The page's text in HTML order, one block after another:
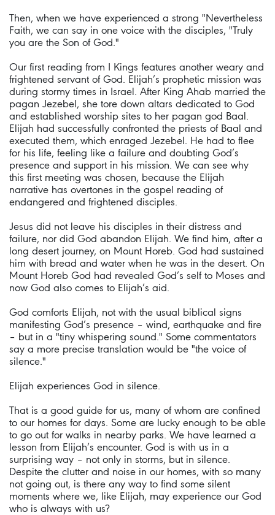
Then, when we have experienced a strong "Nevertheless
Faith, we can say in one voice with the disciples, "Truly
you are the Son of God."
Our first reading from I Kings features another weary and
frightened servant of God. Elijah’s prophetic mission was
during stormy times in Israel. After King Ahab married the
pagan Jezebel, she tore down altars dedicated to God
and established worship sites to her pagan god Baal.
Elijah had successfully confronted the priests of Baal and
executed them, which enraged Jezebel. He had to flee
for his life, feeling like a failure and doubting God’s
presence and support in his mission. We can see why
this first meeting was chosen, because the Elijah
narrative has overtones in the gospel reading of
endangered and frightened disciples.
Jesus did not leave his disciples in their distress and
failure, nor did God abandon Elijah. We find him, after a
long desert journey, on Mount Horeb. God had sustained
him with bread and water when he was in the desert. On
Mount Horeb God had revealed God’s self to Moses and
now God also comes to Elijah’s aid.
God comforts Elijah, not with the usual biblical signs
manifesting God’s presence – wind, earthquake and fire
– but in a "tiny whispering sound." Some commentators
say a more precise translation would be "the voice of
silence."
Elijah experiences God in silence.
That is a good guide for us, many of whom are confined
to our homes for days. Some are lucky enough to be able
to go out for walks in nearby parks. We have learned a
lesson from Elijah’s encounter. God is with us in a
surprising way – not only in storms, but in silence.
Despite the clutter and noise in our homes, with so many
not going out, is there any way to find some silent
moments where we, like Elijah, may experience our God
who is always with us?